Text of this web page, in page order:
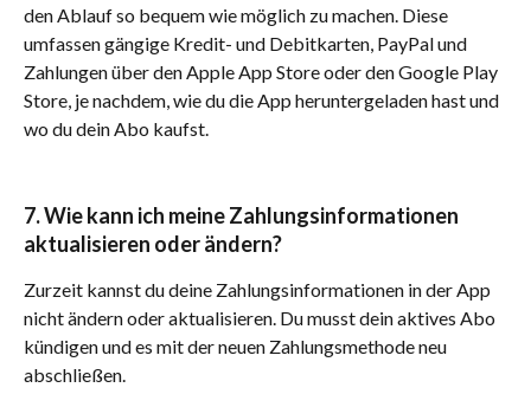
den Ablauf so bequem wie möglich zu machen. Diese
umfassen gängige Kredit- und Debitkarten, PayPal und
Zahlungen über den Apple App Store oder den Google Play
Store, je nachdem, wie du die App heruntergeladen hast und
wo du dein Abo kaufst.
7. Wie kann ich meine Zahlungsinformationen
aktualisieren oder ändern?
Zurzeit kannst du deine Zahlungsinformationen in der App
nicht ändern oder aktualisieren. Du musst dein aktives Abo
kündigen und es mit der neuen Zahlungsmethode neu
abschließen.